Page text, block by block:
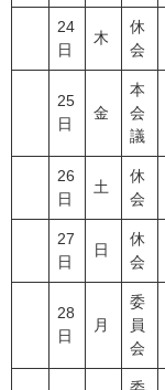
24
日
木
休
会
25
日
金
本
会
議
26
日
土
休
会
27
日
日
休
会
28
日
月
委
員
会